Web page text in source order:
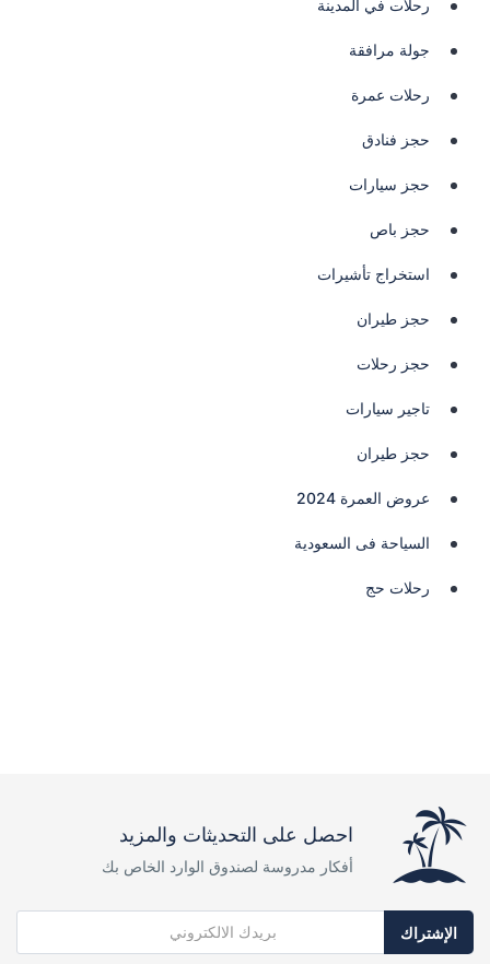
رحلات في المدينة
جولة مرافقة
رحلات عمرة
حجز فنادق
حجز سيارات
حجز باص
استخراج تأشيرات
حجز طيران
حجز رحلات
تاجير سيارات
حجز طيران
عروض العمرة 2024
السياحة فى السعودية
رحلات حج
احصل على التحديثات والمزيد
أفكار مدروسة لصندوق الوارد الخاص بك
الإشتراك